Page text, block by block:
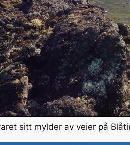
sitt mylder av veier på